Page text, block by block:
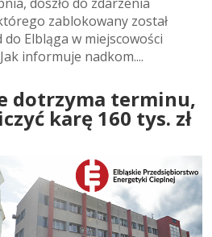
zablokowany został
Elbląga w miejscowości
informuje nadkom....
dotrzyma terminu,
karę 160 tys. zł